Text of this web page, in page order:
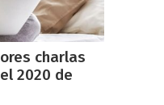
charlas
2020 de